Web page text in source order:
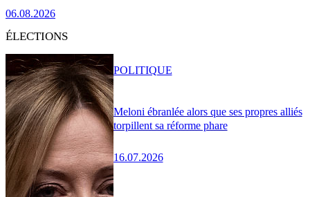
06.08.2026
ÉLECTIONS
Meloni ébranlée alors que ses propres alliés
torpillent sa réforme phare
16.07.2026
POLITIQUE